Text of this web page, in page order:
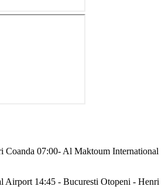
Coanda 07:00- Al Maktoum International
Airport 14:45 - Bucuresti Otopeni - Henri